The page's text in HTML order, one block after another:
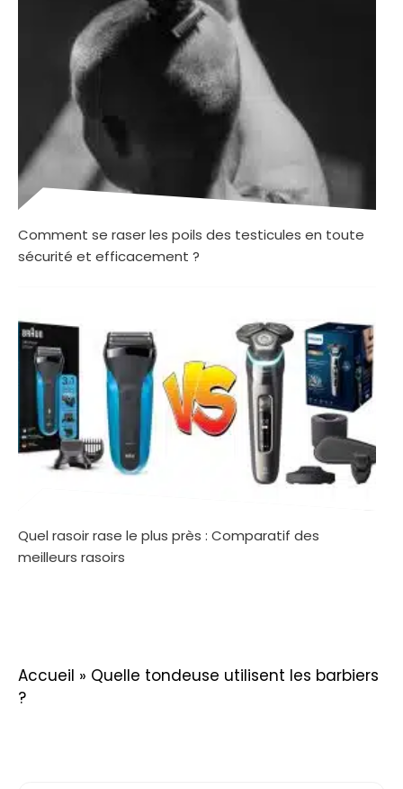
Comment se raser les poils des testicules en toute
sécurité et efficacement ?
Quel rasoir rase le plus près : Comparatif des
meilleurs rasoirs
Accueil » Quelle tondeuse utilisent les barbiers
?